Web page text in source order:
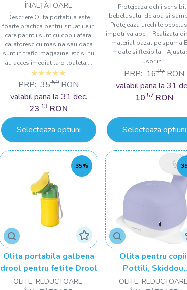
ÎNALȚǍTOARE
Descriere Olita portabila este
foarte practica pentru situatiile in
care parintii sunt cu copii afara,
calatoresc cu masina sau daca
sunt in trafic, magazine, etc si nu
au acces imediat la o toaleta,...
PRP: 35,59 RON
valabil pana la 31 dec.
23,13 RON
Selecteaza optiuni
- Protejeaza ochii
bebelusului de apa si
Protejeaza urechile
impotriva apei - Realizata
material bazat pe spuma
moale si flexibila -
usor in...
PRP: 16,27 RON
valabil pana la 31
10,57 RON
Selecteaza optiuni
35%
Olita portabila galbena
drool pentru fetite Drool
OLITE, REDUCTOARE,
Olita pentru
Pottili, Skiddou,
balenuta, cu capac,
OLITE,